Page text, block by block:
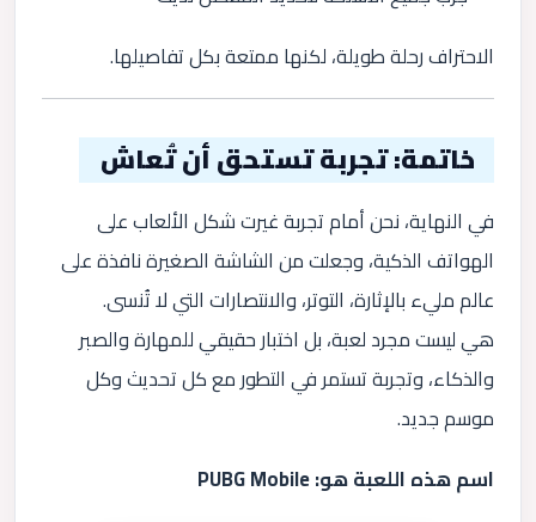
الاحتراف رحلة طويلة، لكنها ممتعة بكل تفاصيلها.
خاتمة: تجربة تستحق أن تُعاش
في النهاية، نحن أمام تجربة غيرت شكل الألعاب على
الهواتف الذكية، وجعلت من الشاشة الصغيرة نافذة على
عالم مليء بالإثارة، التوتر، والانتصارات التي لا تُنسى.
هي ليست مجرد لعبة، بل اختبار حقيقي للمهارة والصبر
والذكاء، وتجربة تستمر في التطور مع كل تحديث وكل
موسم جديد.
اسم هذه اللعبة هو: PUBG Mobile